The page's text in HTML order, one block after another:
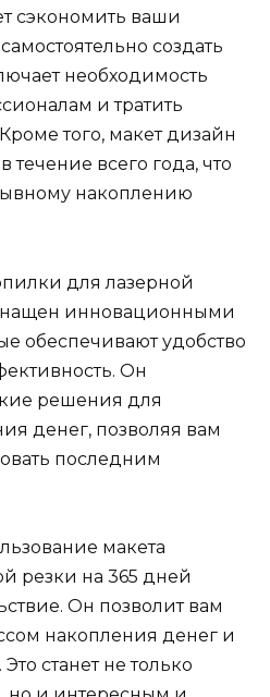
сэкономить ваши
создать
необходимость
и тратить
того, макет дизайн
течение всего года, что
накоплению
для лазерной
инновационными
обеспечивают удобство
Он
решения для
денег, позволяя вам
последним
макета
резки на 365 дней
Он позволит вам
накопления денег и
станет не только